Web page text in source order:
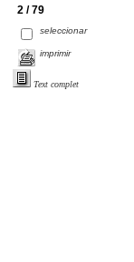
2 / 79
seleccionar
imprimir
Text complet